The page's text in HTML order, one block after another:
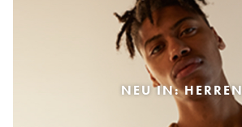
NEU IN: HERREN